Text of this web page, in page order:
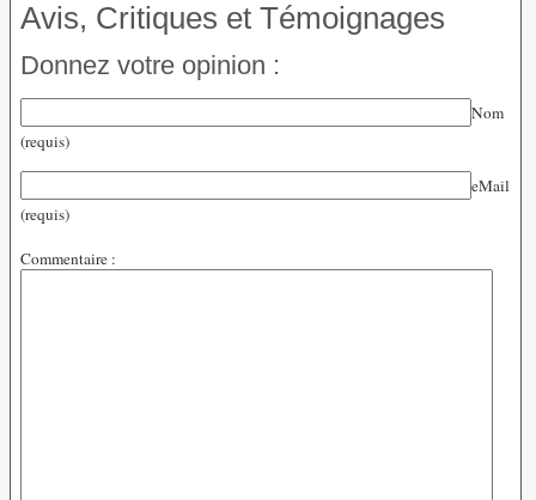
Avis, Critiques et Témoignages
Donnez votre opinion :
Nom
(requis)
eMail
(requis)
Commentaire :